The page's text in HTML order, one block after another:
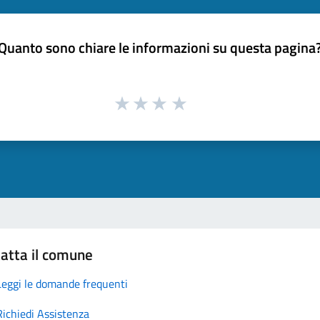
sono chiare le informazioni su questa
il comune
le domande frequenti
Assistenza